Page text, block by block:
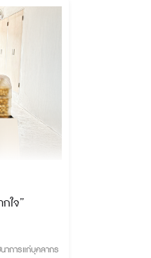
ใจ”
าการแก่บุคลากร